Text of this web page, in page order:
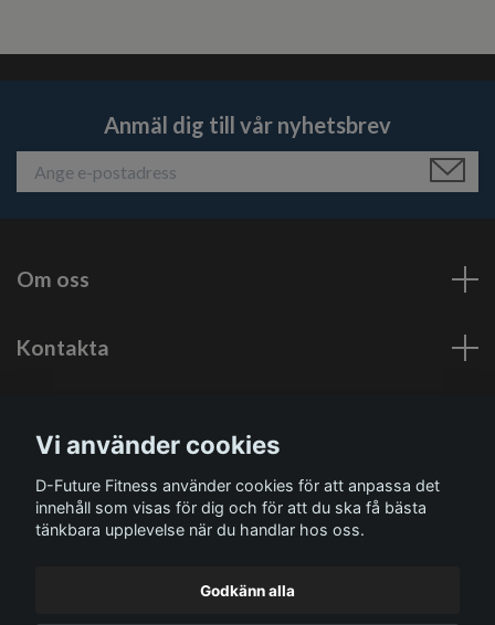
Anmäl dig till vår nyhetsbrev
Om oss
Kontakta
Sociala medier
Vi använder cookies
D-Future Fitness använder cookies för att anpassa det
innehåll som visas för dig och för att du ska få bästa
tänkbara upplevelse när du handlar hos oss.
Godkänn alla